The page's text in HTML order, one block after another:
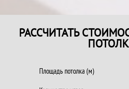
РАССЧИТАТЬ
Площадь потолка (м)